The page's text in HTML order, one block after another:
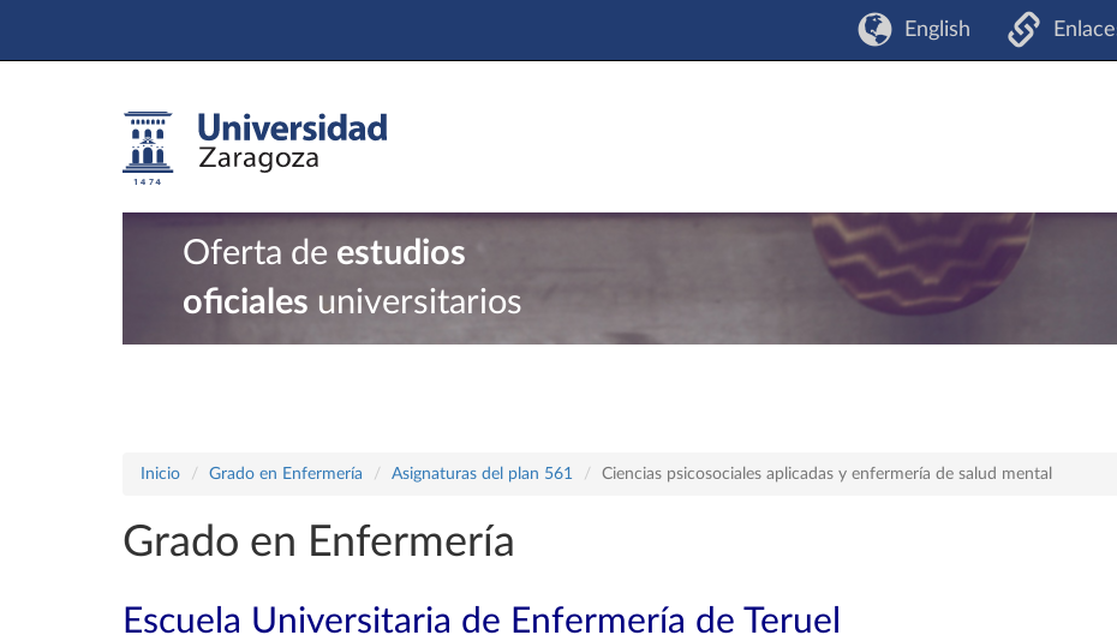
English
Oferta de estudios
oficiales universitarios
Inicio Grado en Enfermería Asignaturas del plan 561 Ciencias psicosociales aplicadas y enfermería de salud mental
Grado en Enfermería
Escuela Universitaria de Enfermería de Teruel